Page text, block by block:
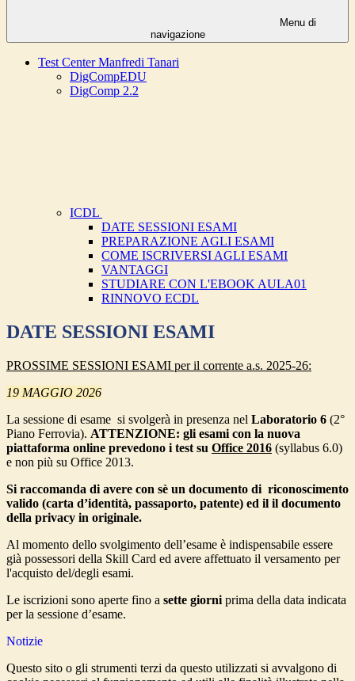
Menu di
navigazione
Test Center Manfredi Tanari
DigCompEDU
DigComp 2.2
ICDL
DATE SESSIONI ESAMI
PREPARAZIONE AGLI ESAMI
COME ISCRIVERSI AGLI ESAMI
VANTAGGI
STUDIARE CON L'EBOOK AULA01
RINNOVO ECDL
DATE SESSIONI ESAMI
PROSSIME SESSIONI ESAMI per il corrente a.s. 2025-26:
19 MAGGIO 2026
La sessione di esame si svolgerà in presenza nel Laboratorio 6 (2°
Piano Ferrovia). ATTENZIONE: gli esami con la nuova
piattaforma online prevedono i test su Office 2016 (syllabus 6.0)
e non più su Office 2013.
Si raccomanda di avere con sè un documento di riconoscimento
valido (carta d’identità, passaporto, patente) ed il il documento
della privacy in originale.
Al momento dello svolgimento dell’esame è indispensabile essere
già possessori della Skill Card ed avere affettuato il versamento per
l'acquisto del/degli esami.
Le iscrizioni sono aperte fino a sette giorni prima della data indicata
per la sessione d’esame.
Notizie
Questo sito o gli strumenti terzi da questo utilizzati si avvalgono di